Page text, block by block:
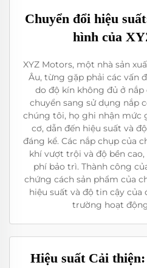
Chuyển đổi hiệu
hình của
XYZ Motors, một nhà sản
Âu, từng gặp phải các vấn
do độ kín không đủ ở nắp
chuyển sang sử dụng nắp
chúng tôi, họ ghi nhận mức
cơ, dẫn đến hiệu suất và
đáng kể. Các nắp chụp của
khí vượt trội và độ bền
phí bảo trì. Thành công
chứng cách sản phẩm của
hiệu suất và độ tin cậy
trường hoạt
Hiệu suất Cải